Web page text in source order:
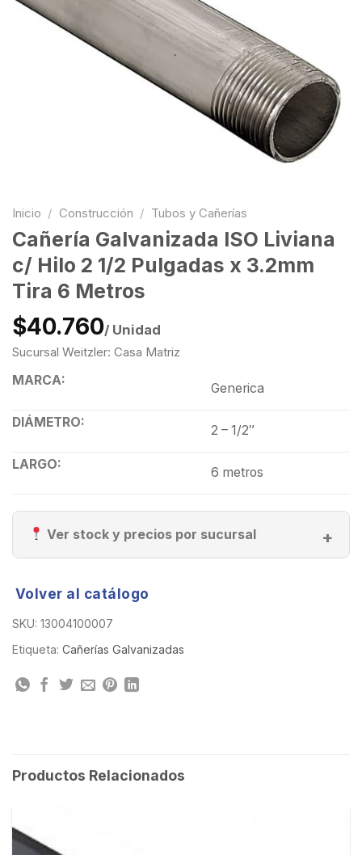
Inicio / Construcción / Tubos y Cañerías
Cañería Galvanizada ISO Liviana
c/ Hilo 2 1/2 Pulgadas x 3.2mm
Tira 6 Metros
$40.760/ Unidad
Sucursal Weitzler: Casa Matriz
MARCA:
Generica
DIÁMETRO:
2 – 1/2″
LARGO:
6 metros
Ver stock y precios por sucursal
Volver al catálogo
SKU: 13004100007
Etiqueta: Cañerías Galvanizadas
Productos Relacionados